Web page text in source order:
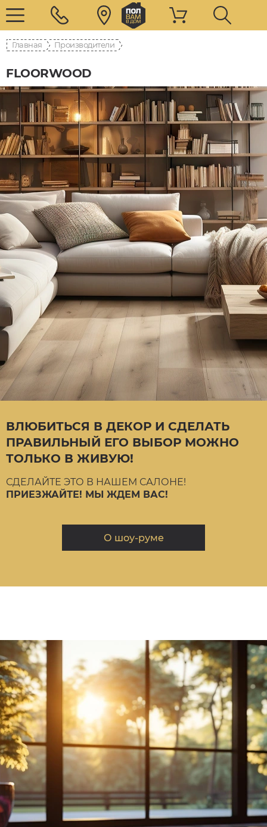
Главная Производители
FLOORWOOD
ВЛЮБИТЬСЯ В ДЕКОР И СДЕЛАТЬ
ПРАВИЛЬНЫЙ ЕГО ВЫБОР МОЖНО
ТОЛЬКО В ЖИВУЮ!
СДЕЛАЙТЕ ЭТО В НАШЕМ САЛОНЕ!
ПРИЕЗЖАЙТЕ! МЫ ЖДЕМ ВАС!
О шоу-руме